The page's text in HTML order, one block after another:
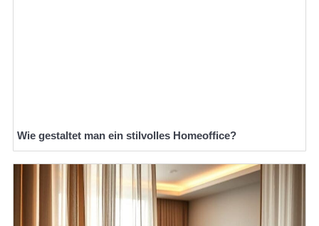
Wie gestaltet man ein stilvolles Homeoffice?